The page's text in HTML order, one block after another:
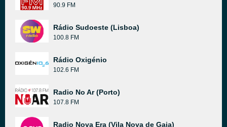
90.9 FM
Rádio Sudoeste (Lisboa)
100.8 FM
Rádio Oxigénio
102.6 FM
Radio No Ar (Porto)
107.8 FM
Radio Nova Era (Vila Nova de Gaia)